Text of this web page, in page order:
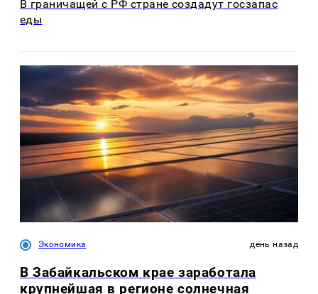
В граничащей с РФ стране создадут госзапас
еды
Экономика день назад
В Забайкальском крае заработала
крупнейшая в регионе солнечная